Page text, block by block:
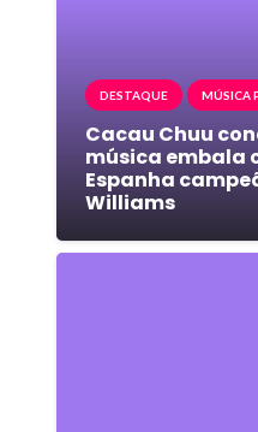
DESTAQUE MÚSICA
Cacau Chuu
música embala
Espanha
Williams